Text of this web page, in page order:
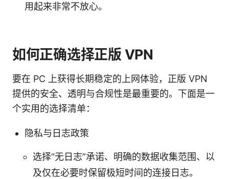
用起来非常不放心。
如何正确选择正版 VPN
要在 PC 上获得长期稳定的上网体验，正版 VPN
提供的安全、透明与合规性是最重要的。下面是一
个实用的选择清单：
隐私与日志政策
选择“无日志”承诺、明确的数据收集范围、以
及仅在必要时保留极短时间的连接日志。